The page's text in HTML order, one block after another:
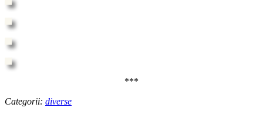
***
Categorii: diverse